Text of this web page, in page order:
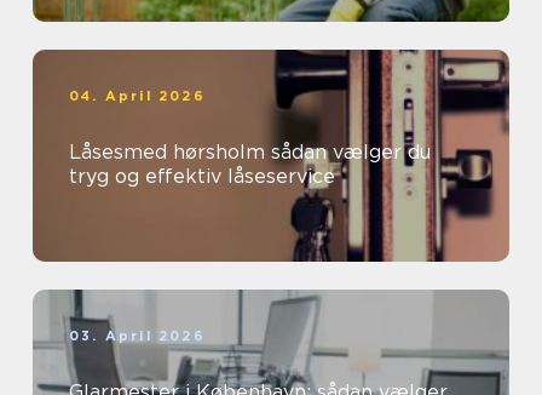
04. April 2026
Låsesmed hørsholm sådan vælger du
tryg og effektiv låseservice
03. April 2026